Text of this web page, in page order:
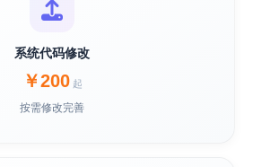
系统代码修改
￥200 起
按需修改完善